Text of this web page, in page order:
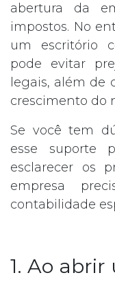
abertura da
impostos. No
um escritório
pode evitar
legais, além de
crescimento do
Se você tem
esse suporte
esclarecer os
empresa
contabilidade
1. Ao